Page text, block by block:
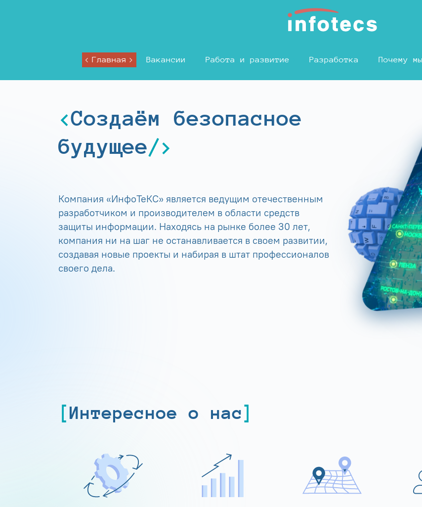
Главная Вакансии Работа и развитие Разработка Почему мы
Создаём безопасное
будущее
Компания «ИнфоТеКС» является ведущим отечественным
разработчиком и производителем в области средств
защиты информации. Находясь на рынке более 30 лет,
компания ни на шаг не останавливается в своем развитии,
создавая новые проекты и набирая в штат профессионалов
своего дела.
Интересное о нас